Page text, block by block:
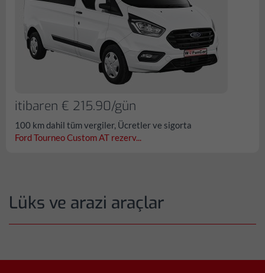
itibaren € 215.90/gün
100 km dahil tüm vergiler, Ücretler ve sigorta
Ford Tourneo Custom AT rezerv...
Lüks ve arazi araçlar